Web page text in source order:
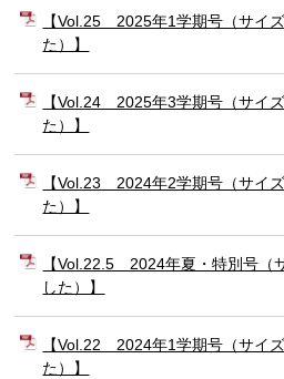
【Vol.25 2025年1学期号（サイ
た）】
【Vol.24 2025年3学期号（サイ
た）】
【Vol.23 2024年2学期号（サイ
た）】
【Vol.22.5 2024年夏・特別号（
した）】
【Vol.22 2024年1学期号（サイ
た）】